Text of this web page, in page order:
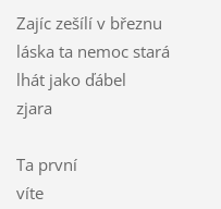
Zajíc zešílí v březnu
láska ta nemoc stará
lhát jako ďábel
zjara
Ta první
víte